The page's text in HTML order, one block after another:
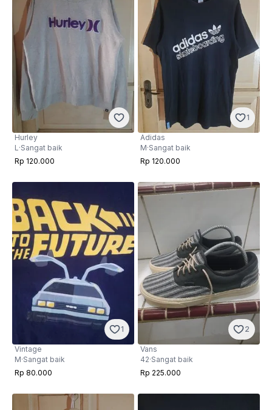
Hurley
L·Sangat baik
Rp 120.000
1
Adidas
M·Sangat baik
Rp 120.000
1
Vintage
M·Sangat baik
Rp 80.000
2
Vans
42·Sangat baik
Rp 225.000